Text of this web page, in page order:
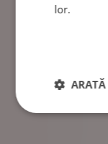
lor.
ARATĂ